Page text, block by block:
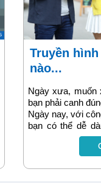
Truyền hình internet: làm thế
nào...
Ngày xưa, muốn
bạn phải canh
Ngày nay, với
bạn có thể dễ
yêu thích mọi lúc